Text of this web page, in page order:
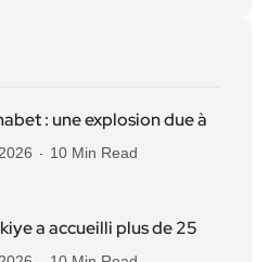
: une explosion due à
10 Min Read
a accueilli plus de 25